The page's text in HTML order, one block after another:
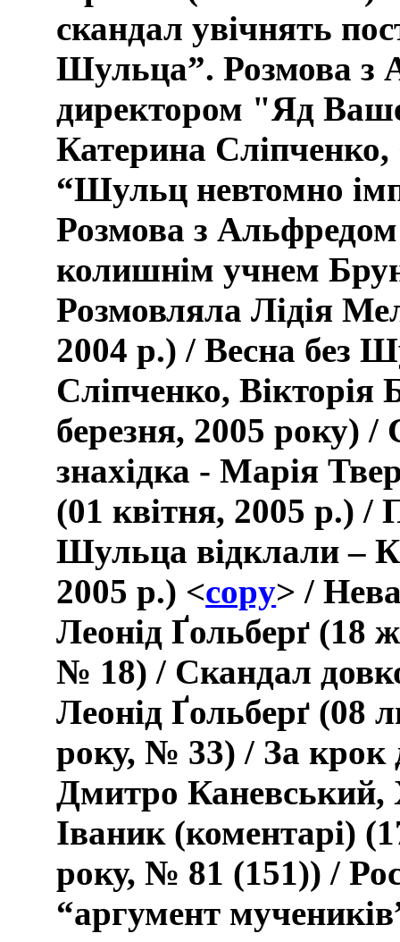
скандал увічнять
Шульца”.Розмова
директором "Яд
Катерина
“Шульц невтомно
Розмова з
колишнім учнем
Розмовляла Лідія
2004 р.) / Весна без
Сліпченко, Вікторія
березня, 2005 року) /
знахідка - Марія
(01 квітня, 2005 р.) /
Шульца відклали –
2005 р.) <copy>/
Леонід Ґольберґ (18
№ 18) / Скандал
Леонід Ґольберґ (08
року, № 33) / За крок
Дмитро
Іваник (коментарі)
року, № 81 (151)) /
“аргумент